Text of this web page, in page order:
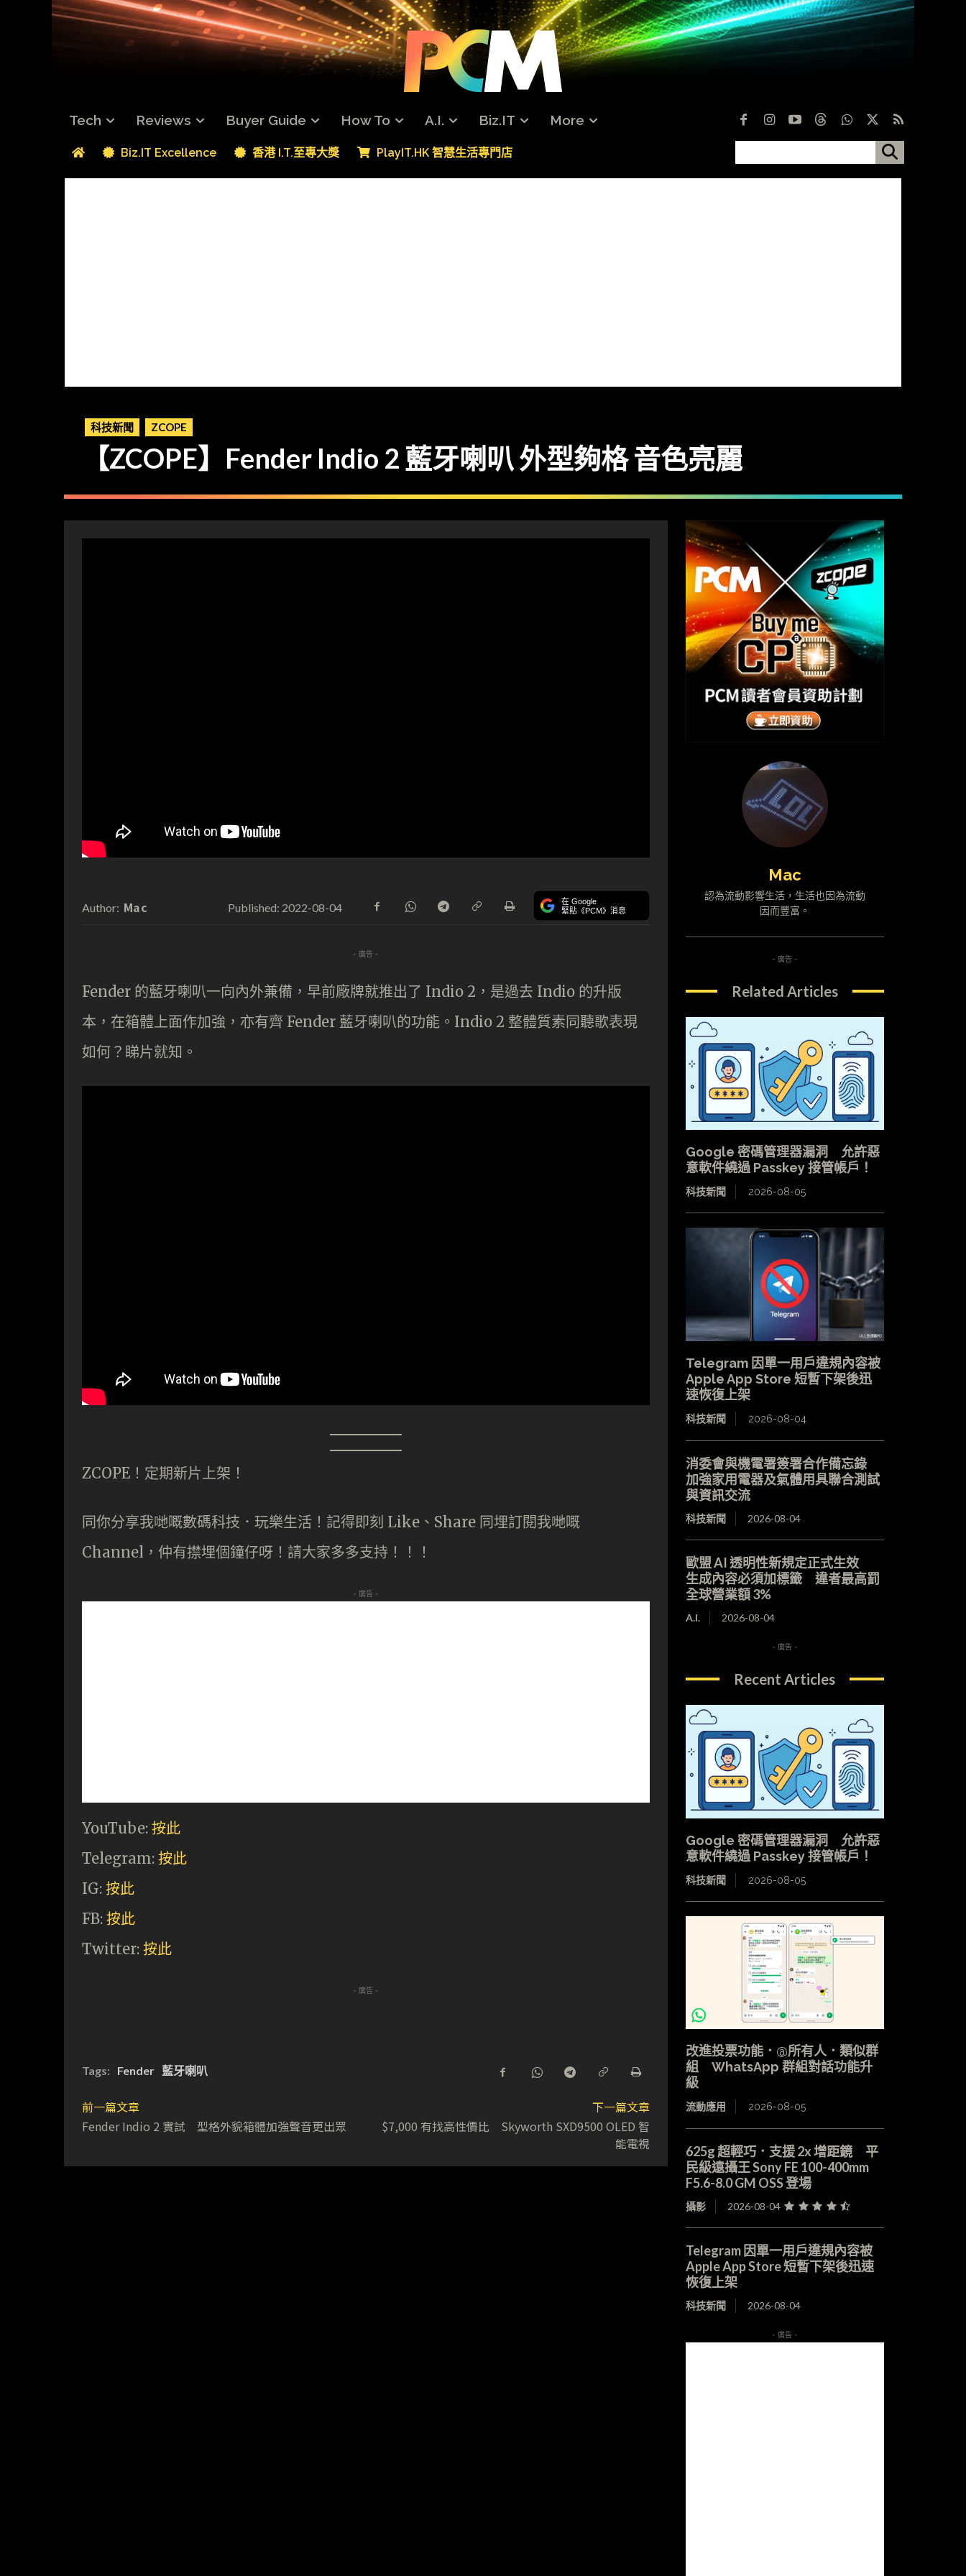
Tech Reviews Buyer Guide How To A.I. Biz.IT More
Biz.IT Excellence 香港 I.T.至專大獎 PlayIT.HK 智慧生活專門店
科技新聞 ZCOPE
【ZCOPE】Fender Indio 2 藍牙喇叭 外型夠格 音色亮麗
Author: Mac Published: 2022-08-04 在 Google
緊貼《PCM》消息
- 廣告 -
Fender 的藍牙喇叭一向內外兼備，早前廠牌就推出了 Indio 2，是過去 Indio 的升版
本，在箱體上面作加強，亦有齊 Fender 藍牙喇叭的功能。Indio 2 整體質素同聽歌表現
如何？睇片就知。
ZCOPE！定期新片上架！
同你分享我哋嘅數碼科技．玩樂生活！記得即刻 Like、Share 同埋訂閱我哋嘅
Channel，仲有㩒埋個鐘仔呀！請大家多多支持！！！
- 廣告 -
YouTube: 按此
Telegram: 按此
IG: 按此
FB: 按此
Twitter: 按此
- 廣告 -
Tags: Fender 藍牙喇叭
前一篇文章
Fender Indio 2 實試 型格外貌箱體加強聲音更出眾
下一篇文章
$7,000 有找高性價比 Skyworth SXD9500 OLED 智
能電視
Mac
認為流動影響生活，生活也因為流動
因而豐富。
- 廣告 -
Related Articles
Google 密碼管理器漏洞 允許惡
意軟件繞過 Passkey 接管帳戶！
科技新聞 2026-08-05
Telegram 因單一用戶違規內容被
Apple App Store 短暫下架後迅
速恢復上架
科技新聞 2026-08-04
消委會與機電署簽署合作備忘錄
加強家用電器及氣體用具聯合測試
與資訊交流
科技新聞 2026-08-04
歐盟 AI 透明性新規定正式生效
生成內容必須加標籤 違者最高罰
全球營業額 3%
A.I. 2026-08-04
- 廣告 -
Recent Articles
Google 密碼管理器漏洞 允許惡
意軟件繞過 Passkey 接管帳戶！
科技新聞 2026-08-05
改進投票功能．@所有人．類似群
組 WhatsApp 群組對話功能升
級
流動應用 2026-08-05
625g 超輕巧．支援 2x 增距鏡 平
民級遠攝王 Sony FE 100-400mm
F5.6-8.0 GM OSS 登場
攝影 2026-08-04
Telegram 因單一用戶違規內容被
Apple App Store 短暫下架後迅速
恢復上架
科技新聞 2026-08-04
- 廣告 -